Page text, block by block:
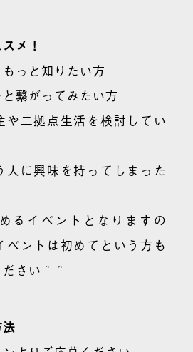
メ！
っと知りたい方
繋がってみたい方
や二拠点生活を検討してい
人に興味を持ってしまった
るイベントとなりますの
ベントは初めてという方も
さい＾＾